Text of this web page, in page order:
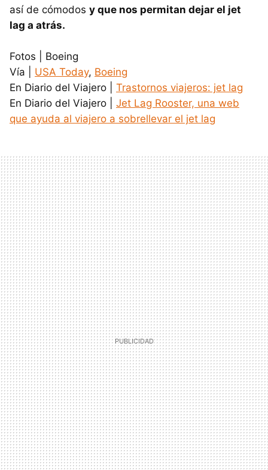
así de cómodos y que nos permitan dejar el jet
lag a atrás.
Fotos | Boeing
Vía | USA Today, Boeing
En Diario del Viajero | Trastornos viajeros: jet lag
En Diario del Viajero | Jet Lag Rooster, una web
que ayuda al viajero a sobrellevar el jet lag